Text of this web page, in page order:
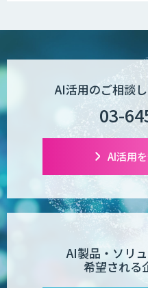
AI活用のご相談
03-
AI活用
AI製品・ソリ
希望される